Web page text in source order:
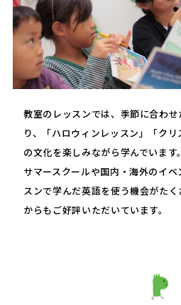
教室のレッスンでは、季節に合わ
り、「ハロウィンレッスン」「ク
の文化を楽しみながら学んでいま
サマースクールや国内・海外のイ
スンで学んだ英語を使う機会がた
からもご好評いただいています。